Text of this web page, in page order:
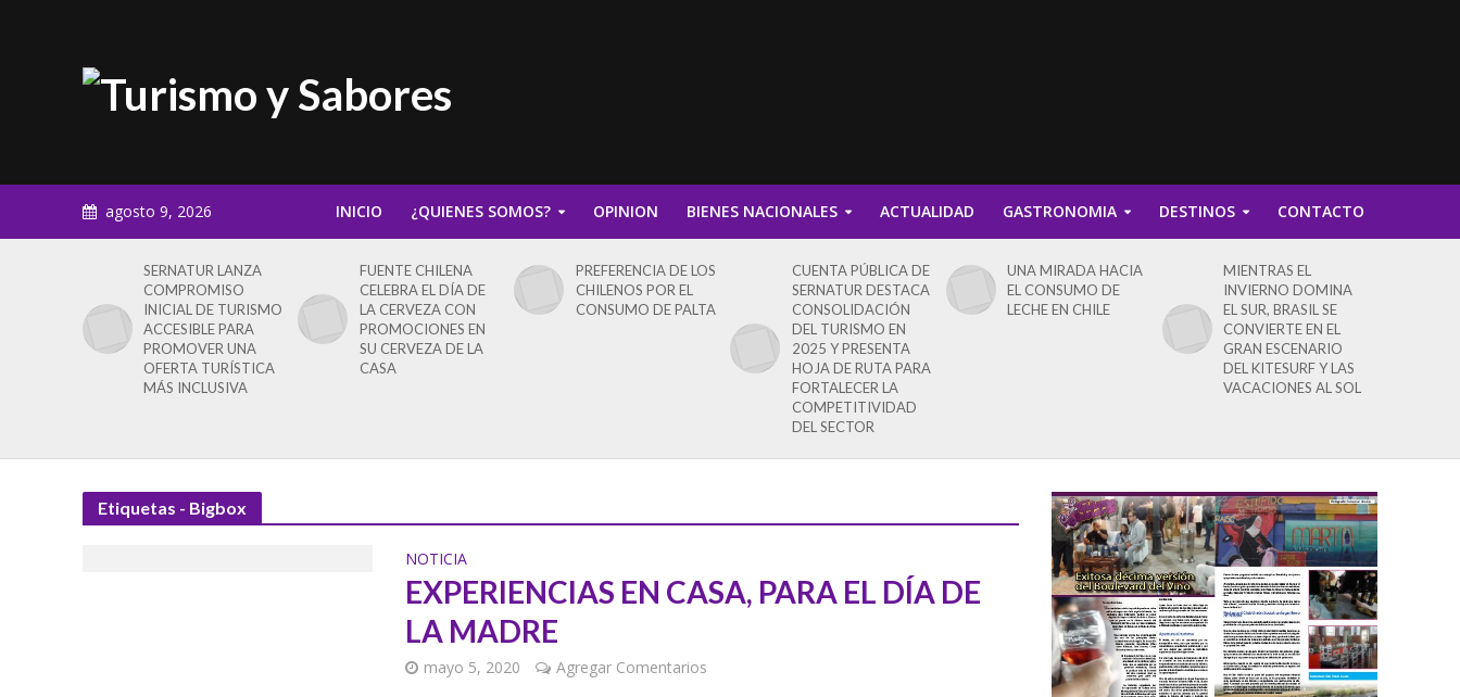
agosto 9, 2026 INICIO ¿QUIENES SOMOS? OPINION BIENES NACIONALES ACTUALIDAD GASTRONOMIA DESTINOS CONTACTO
SERNATUR LANZA
COMPROMISO
INICIAL DE TURISMO
ACCESIBLE PARA
PROMOVER UNA
OFERTA TURÍSTICA
MÁS INCLUSIVA
FUENTE CHILENA
CELEBRA EL DÍA DE
LA CERVEZA CON
PROMOCIONES EN
SU CERVEZA DE LA
CASA
PREFERENCIA DE LOS
CHILENOS POR EL
CONSUMO DE PALTA
CUENTA PÚBLICA DE
SERNATUR DESTACA
CONSOLIDACIÓN
DEL TURISMO EN
2025 Y PRESENTA
HOJA DE RUTA PARA
FORTALECER LA
COMPETITIVIDAD
DEL SECTOR
UNA MIRADA HACIA
EL CONSUMO DE
LECHE EN CHILE
MIENTRAS EL
INVIERNO DOMINA
EL SUR, BRASIL SE
CONVIERTE EN EL
GRAN ESCENARIO
DEL KITESURF Y LAS
VACACIONES AL SOL
Etiquetas - Bigbox
NOTICIA
EXPERIENCIAS EN CASA, PARA EL DÍA DE
LA MADRE
mayo 5, 2020 Agregar Comentarios